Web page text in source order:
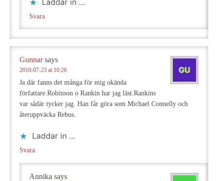
Laddar in …
Svara
Gunnar says
2010-07-23 at 10:26
Ja där fanns det många för mig okända
författare.Robinson o Rankin har jag läst.Rankins
var sådär tycker jag. Han får göra som Michael Connelly och
återuppväcka Rebus.
Laddar in …
Svara
Annika says